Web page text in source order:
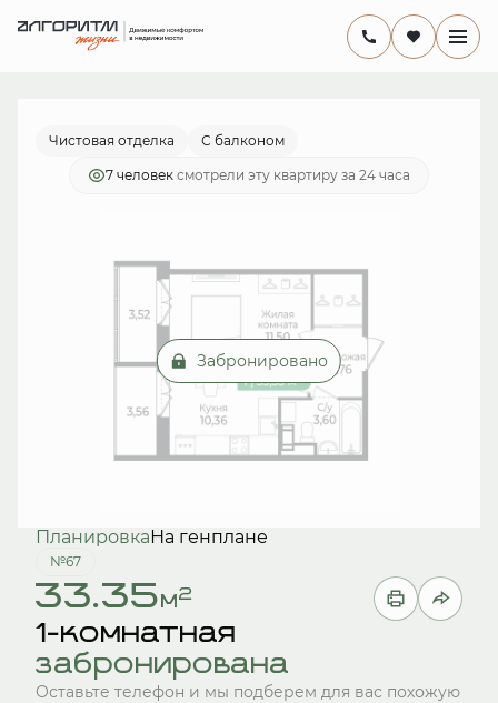
1-комнатная
6 903 450 руб.
от 20 086 руб./мес.
Чистовая отделка С балконом
7 человек смотрели эту квартиру за 24 часа
Забронировано
ПланировкаНа генплане
№67
33.35м2
1-комнатная
забронирована
Оставьте телефон и мы подберем для вас похожую